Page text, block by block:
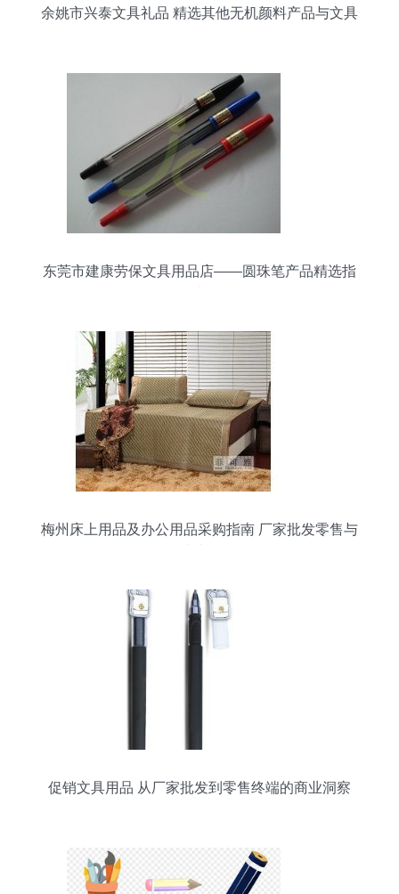
余姚市兴泰文具礼品 精选其他无机颜料产品与文具
东莞市建康劳保文具用品店——圆珠笔产品精选指
梅州床上用品及办公用品采购指南 厂家批发零售与
促销文具用品 从厂家批发到零售终端的商业洞察